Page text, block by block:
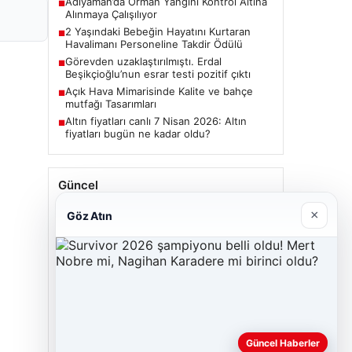
■
Alınmaya Çalışılıyor
■2 Yaşındaki Bebeğin Hayatını Kurtaran
Havalimanı Personeline Takdir Ödülü
■Görevden uzaklaştırılmıştı. Erdal
Beşikçioğlu’nun esrar testi pozitif çıktı
■Açık Hava Mimarisinde Kalite ve bahçe
mutfağı Tasarımları
■Altın fiyatları canlı 7 Nisan 2026: Altın
fiyatları bugün ne kadar oldu?
Güncel
Göz Atın ×
Güncel Haberler